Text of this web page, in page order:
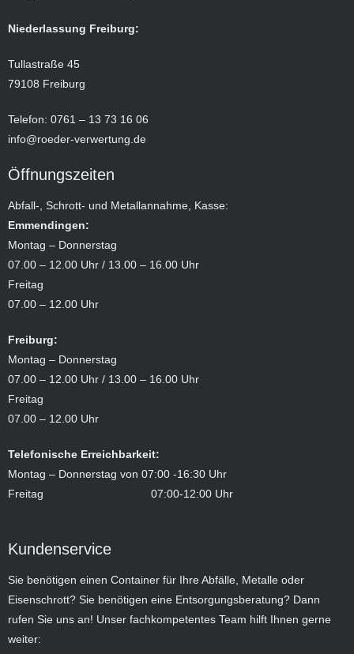
Niederlassung Freiburg:
Tullastraße 45
79108 Freiburg
Telefon: 0761 – 13 73 16 06
info@roeder-verwertung.de
Öffnungszeiten
Abfall-, Schrott- und Metallannahme, Kasse:
Emmendingen:
Montag – Donnerstag
07.00 – 12.00 Uhr / 13.00 – 16.00 Uhr
Freitag
07.00 – 12.00 Uhr
Freiburg:
Montag – Donnerstag
07.00 – 12.00 Uhr / 13.00 – 16.00 Uhr
Freitag
07.00 – 12.00 Uhr
Telefonische Erreichbarkeit:
Montag – Donnerstag von 07:00 -16:30 Uhr
Freitag 07:00-12:00 Uhr
Kundenservice
Sie benötigen einen Container für Ihre Abfälle, Metalle oder
Eisenschrott? Sie benötigen eine Entsorgungsberatung? Dann
rufen Sie uns an! Unser fachkompetentes Team hilft Ihnen gerne
weiter: